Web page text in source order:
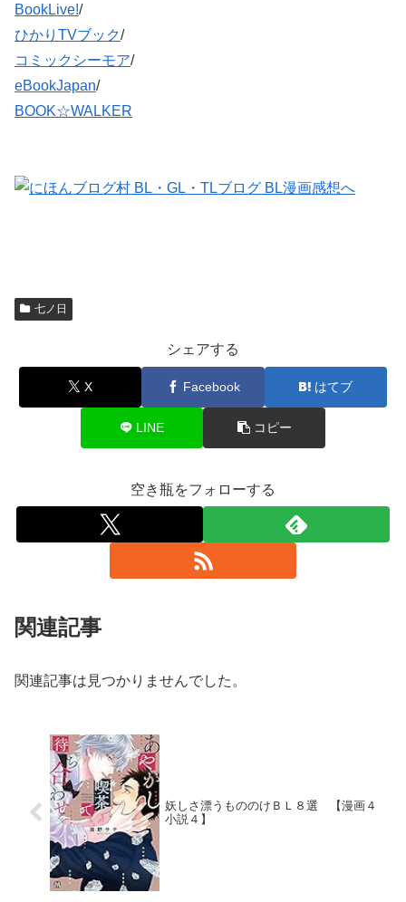
BookLive!/
ひかりTVブック/
コミックシーモア/
eBookJapan/
BOOK☆WALKER
七ノ日
シェアする
X Facebook はてブ
LINE コピー
空き瓶をフォローする
関連記事
関連記事は見つかりませんでした。
妖しさ漂うもののけＢＬ８選 【漫画４
小説４】